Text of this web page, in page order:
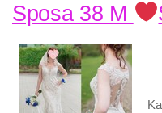
Sposa 38 M